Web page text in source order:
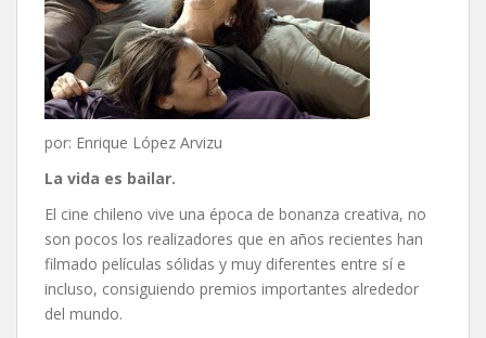
por: Enrique López Arvizu
La vida es bailar.
El cine chileno vive una época de bonanza creativa, no
son pocos los realizadores que en años recientes han
filmado películas sólidas y muy diferentes entre sí e
incluso, consiguiendo premios importantes alrededor
del mundo.